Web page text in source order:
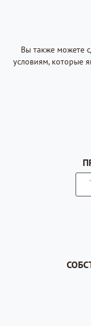
Вы также можете
условиям, которые